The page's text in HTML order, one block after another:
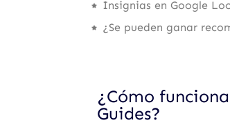
Insignias en Google
¿Se pueden ganar
¿Cómo
Guides?